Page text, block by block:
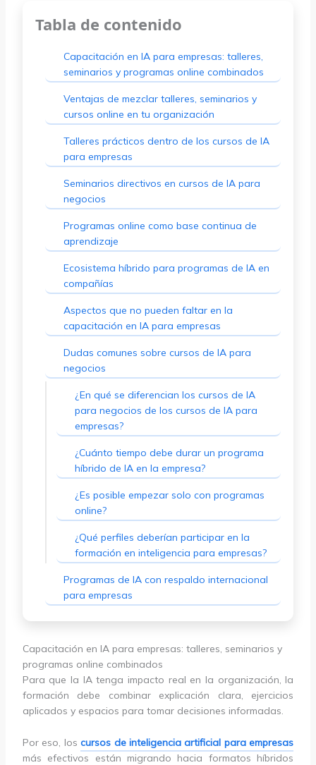
Tabla de contenido
Capacitación en IA para empresas: talleres,
seminarios y programas online combinados
Ventajas de mezclar talleres, seminarios y
cursos online en tu organización
Talleres prácticos dentro de los cursos de IA
para empresas
Seminarios directivos en cursos de IA para
negocios
Programas online como base continua de
aprendizaje
Ecosistema híbrido para programas de IA en
compañías
Aspectos que no pueden faltar en la
capacitación en IA para empresas
Dudas comunes sobre cursos de IA para
negocios
¿En qué se diferencian los cursos de IA
para negocios de los cursos de IA para
empresas?
¿Cuánto tiempo debe durar un programa
híbrido de IA en la empresa?
¿Es posible empezar solo con programas
online?
¿Qué perfiles deberían participar en la
formación en inteligencia para empresas?
Programas de IA con respaldo internacional
para empresas
Capacitación en IA para empresas: talleres, seminarios y
programas online combinados
Para que la IA tenga impacto real en la organización, la
formación debe combinar explicación clara, ejercicios
aplicados y espacios para tomar decisiones informadas.
Por eso, loscursos de inteligencia artificial para empresas
más efectivos están migrando hacia formatos híbridos